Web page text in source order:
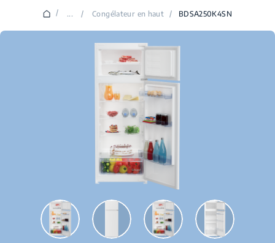
/ ... / Congélateur en haut / BDSA250K4SN